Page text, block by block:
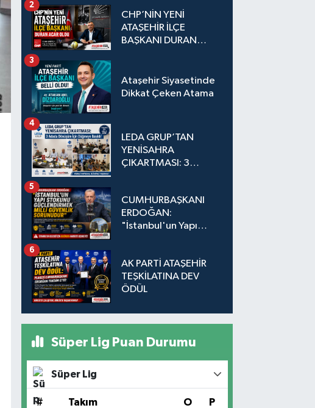
CHP’NİN YENİ
ATAŞEHİR İLÇE
BAŞKANI DURAN
2
Ataşehir Siyasetinde
Dikkat Çeken Atama
3
LEDA GRUP’TAN
YENİSAHRA
ÇIKARTMASI: 3
4
CUMHURBAŞKANI
ERDOĞAN:
"İstanbul'un Yapı
Güvenlik Sorunudur"
5
AK PARTİ ATAŞEHİR
TEŞKİLATINA DEV
ÖDÜL
6
Süper Lig Puan Durumu
Süper Lig
# Takım O P